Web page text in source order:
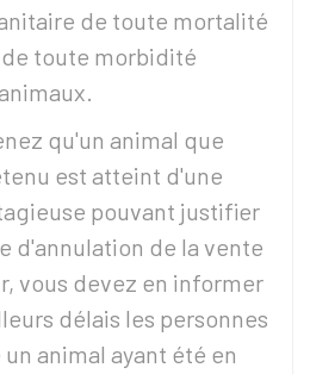
de toute mortalité
toute morbidité
qu'un animal que
est atteint d'une
pouvant justifier
d'annulation de la vente
vous devez en informer
délais les personnes
animal ayant été en